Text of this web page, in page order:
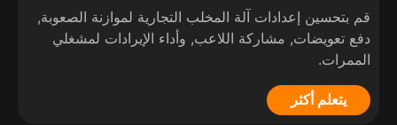
قم بتحسين إعدادات آلة المخلب التجارية لموازنة الصعوبة,
دفع تعويضات, مشاركة اللاعب, وأداء الإيرادات لمشغلي
الممرات.
يتعلم أكثر